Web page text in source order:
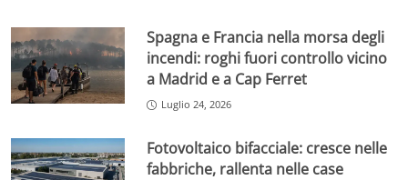
Spagna e Francia nella morsa degli
incendi: roghi fuori controllo vicino
a Madrid e a Cap Ferret
Luglio 24, 2026
Fotovoltaico bifacciale: cresce nelle
fabbriche, rallenta nelle case